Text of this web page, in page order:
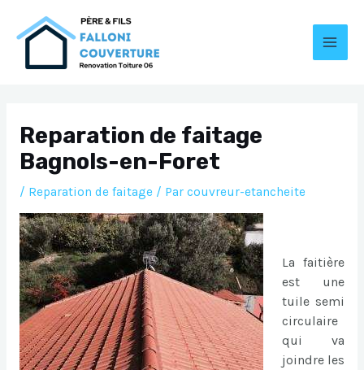
Reparation de faitage
Bagnols-en-Foret
/ Reparation de faitage/ Par couvreur-etancheite
La faitière
est une
tuile semi
circulaire
qui va
joindre les